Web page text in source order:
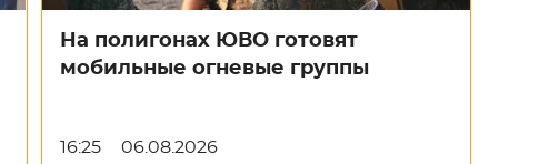
На полигонах ЮВО готовят
мобильные огневые группы
16:25 06.08.2026